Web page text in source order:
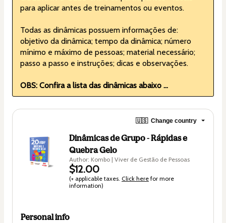
para aplicar antes de treinamentos ou eventos.
Todas as dinâmicas possuem informações de:
objetivo da dinâmica; tempo da dinâmica; número
mínimo e máximo de pessoas; material necessário;
passo a passo e instruções; dicas e observações.
OBS: Confira a lista das dinâmicas abaixo ...
🇺🇸 Change country
Dinâmicas de Grupo - Rápidas e
Quebra Gelo
Author: Kombo | Viver de Gestão de Pessoas
$12.00
(+ applicable taxes. Click here for more
information)
Personal info